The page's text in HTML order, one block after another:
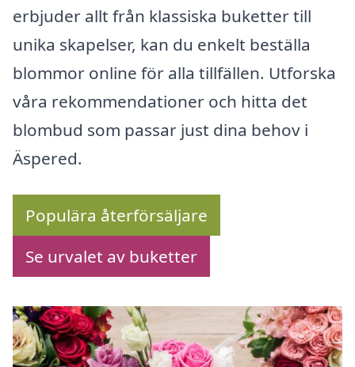
erbjuder allt från klassiska buketter till
unika skapelser, kan du enkelt beställa
blommor online för alla tillfällen. Utforska
våra rekommendationer och hitta det
blombud som passar just dina behov i
Äspered.
Populära återförsäljare
Se urvalet av buketter